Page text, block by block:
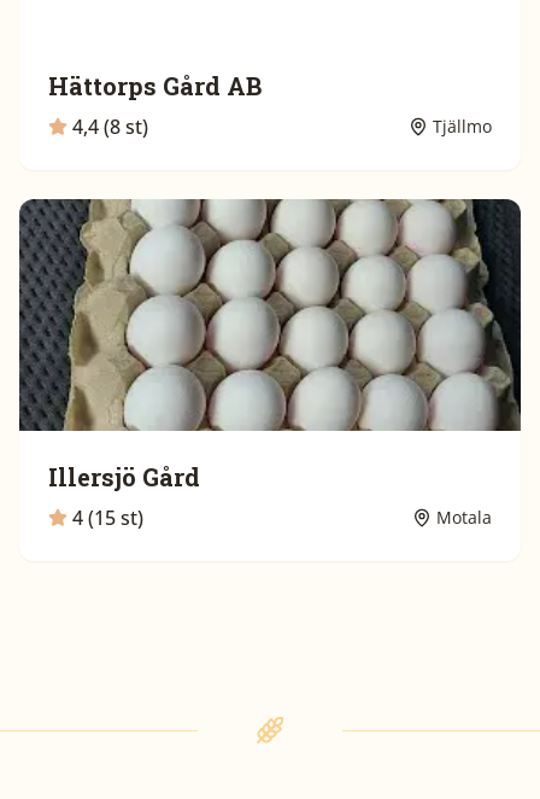
Hättorps Gård AB
4,4 (8 st) Tjällmo
Illersjö Gård
4 (15 st) Motala